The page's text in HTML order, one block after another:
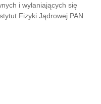
i wyłaniających się
Fizyki Jądrowej PAN